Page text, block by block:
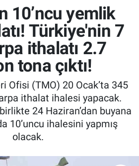
10’ncu yemlik
Türkiye'nin 7
ithalatı 2.7
tona çıktı!
Ofisi (TMO) 20 Ocak’ta 345
ithalat ihalesi yapacak.
24 Haziran’dan buyana
10’uncu ihalesini yapmış
olacak.